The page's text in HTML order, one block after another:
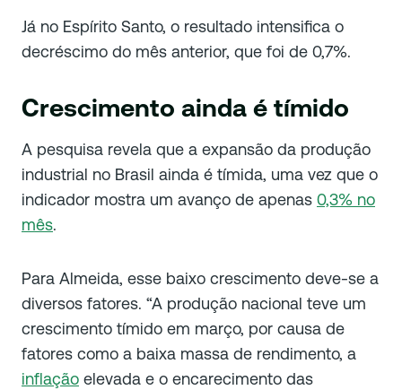
Já no Espírito Santo, o resultado intensifica o
decréscimo do mês anterior, que foi de 0,7%.
Crescimento ainda é tímido
A pesquisa revela que a expansão da produção
industrial no Brasil ainda é tímida, uma vez que o
indicador mostra um avanço de apenas 0,3% no
mês.
Para Almeida, esse baixo crescimento deve-se a
diversos fatores. “A produção nacional teve um
crescimento tímido em março, por causa de
fatores como a baixa massa de rendimento, a
inflação elevada e o encarecimento das